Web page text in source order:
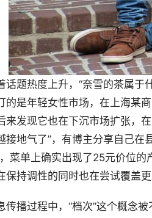
话题热度上升，“奈雪的茶属
的是年轻女性市场，在上海某
来发现它也在下沉市场扩张，
接地气了”，有博主分享自己在
菜单上确实出现了25元价位
保持调性的同时也在尝试覆盖更
传播过程中，“档次”这个概念